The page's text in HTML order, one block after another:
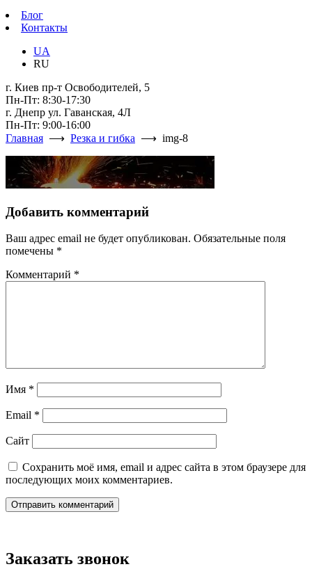
Блог
Контакты
UA
RU
г. Киев пр-т Освободителей, 5
Пн-Пт: 8:30-17:30
г. Днепр ул. Гаванская, 4Л
Пн-Пт: 9:00-16:00
Главная ⟶ Резка и гибка ⟶ img-8
Добавить комментарий
Ваш адрес email не будет опубликован. Обязательные поля
помечены *
Комментарий *
Имя *
Email *
Сайт
Сохранить моё имя, email и адрес сайта в этом браузере для
последующих моих комментариев.
Заказать звонок